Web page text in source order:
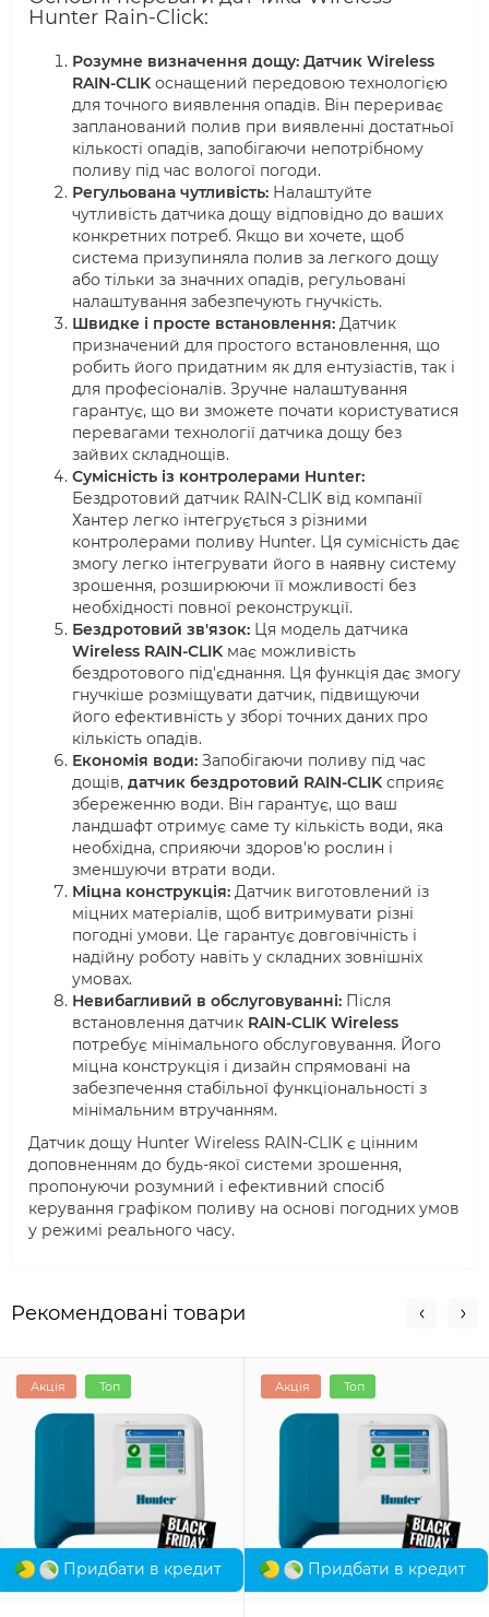
Hunter Rain-Click:
Розумне визначення дощу: Датчик Wireless
RAIN-CLIK оснащений передовою технологією
для точного виявлення опадів. Він перериває
запланований полив при виявленні достатньої
кількості опадів, запобігаючи непотрібному
поливу під час вологої погоди.
Регульована чутливість: Налаштуйте
чутливість датчика дощу відповідно до ваших
конкретних потреб. Якщо ви хочете, щоб
система призупиняла полив за легкого дощу
або тільки за значних опадів, регульовані
налаштування забезпечують гнучкість.
Швидке і просте встановлення: Датчик
призначений для простого встановлення, що
робить його придатним як для ентузіастів, так і
для професіоналів. Зручне налаштування
гарантує, що ви зможете почати користуватися
перевагами технології датчика дощу без
зайвих складнощів.
Сумісність із контролерами Hunter:
Бездротовий датчик RAIN-CLIK від компанії
Хантер легко інтегрується з різними
контролерами поливу Hunter. Ця сумісність дає
змогу легко інтегрувати його в наявну систему
зрошення, розширюючи її можливості без
необхідності повної реконструкції.
Бездротовий зв'язок: Ця модель датчика
Wireless RAIN-CLIK має можливість
бездротового під'єднання. Ця функція дає змогу
гнучкіше розміщувати датчик, підвищуючи
його ефективність у зборі точних даних про
кількість опадів.
Економія води: Запобігаючи поливу під час
дощів, датчик бездротовий RAIN-CLIK сприяє
збереженню води. Він гарантує, що ваш
ландшафт отримує саме ту кількість води, яка
необхідна, сприяючи здоров'ю рослин і
зменшуючи втрати води.
Міцна конструкція: Датчик виготовлений із
міцних матеріалів, щоб витримувати різні
погодні умови. Це гарантує довговічність і
надійну роботу навіть у складних зовнішніх
умовах.
Невибагливий в обслуговуванні: Після
встановлення датчик RAIN-CLIK Wireless
потребує мінімального обслуговування. Його
міцна конструкція і дизайн спрямовані на
забезпечення стабільної функціональності з
мінімальним втручанням.
Датчик дощу Hunter Wireless RAIN-CLIK є цінним
доповненням до будь-якої системи зрошення,
пропонуючи розумний і ефективний спосіб
керування графіком поливу на основі погодних умов
у режимі реального часу.
Рекомендовані товари
Акція Топ
Придбати в кредит
Акція Топ
Придбати в кредит